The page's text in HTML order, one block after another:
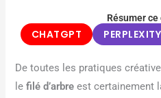
Résumer
CHATGPT PERPLEXITY
De toutes les pratiques
lefilé d’arbre est certainement